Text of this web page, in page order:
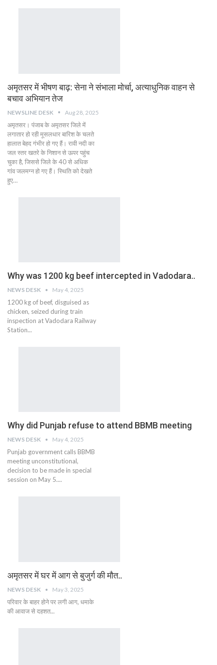
अमृतसर में भीषण बाढ़: सेना ने संभाला मोर्चा, अत्याधुनिक वाहन से
बचाव अभियान तेज
NEWSLINE DESK Aug 28, 2025
अमृतसर। पंजाब के अमृतसर जिले में
लगातार हो रही मूसलधार बारिश के चलते
हालात बेहद गंभीर हो गए हैं। रावी नदी का
जल स्तर खतरे के निशान से ऊपर पहुंच
चुका है, जिससे जिले के 40 से अधिक
गांव जलमग्न हो गए हैं। स्थिति को देखते
हुए…
Why was 1200 kg beef intercepted in Vadodara..
NEWS DESK May 4, 2025
1200 kg of beef, disguised as
chicken, seized during train
inspection at Vadodara Railway
Station...
Why did Punjab refuse to attend BBMB meeting
NEWS DESK May 4, 2025
Punjab government calls BBMB
meeting unconstitutional,
decision to be made in special
session on May 5....
अमृतसर में घर में आग से बुजुर्ग की मौत..
NEWS DESK May 3, 2025
परिवार के बाहर होने पर लगी आग, धमाके
की आवाज से दहशत...